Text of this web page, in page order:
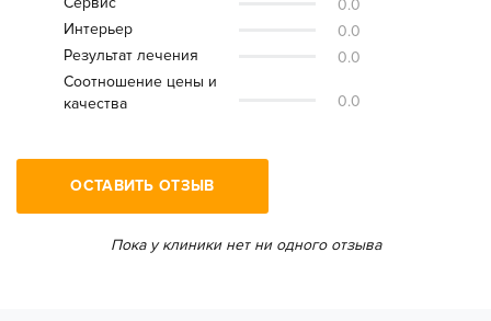
0.0
Интерьер
0.0
Результат лечения
0.0
Соотношение цены и
качества
0.0
ОСТАВИТЬ ОТЗЫВ
Пока у клиники нет ни одного отзыва